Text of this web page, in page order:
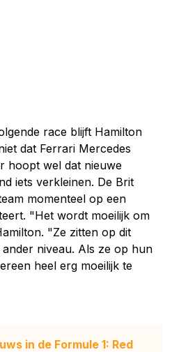
race blijft Hamilton
dat Ferrari Mercedes
hoopt wel dat nieuwe
iets verkleinen. De Brit
momenteel op een
"Het wordt moeilijk om
"Ze zitten op dit
niveau. Als ze op hun
heel erg moeilijk te
in de Formule 1: Red